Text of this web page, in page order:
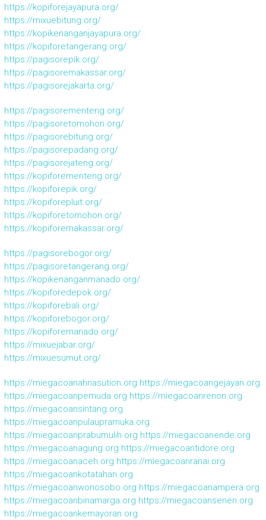
https://kopiforejayapura.org/
https://mixuebitung.org/
https://kopikenanganjayapura.org/
https://kopiforetangerang.org/
https://pagisorepik.org/
https://pagisoremakassar.org/
https://pagisorejakarta.org/
https://pagisorementeng.org/
https://pagisoretomohon.org/
https://pagisorebitung.org/
https://pagisorepadang.org/
https://pagisorejateng.org/
https://kopiforementeng.org/
https://kopiforepik.org/
https://kopiforepluit.org/
https://kopiforetomohon.org/
https://kopiforemakassar.org/
https://pagisorebogor.org/
https://pagisoretangerang.org/
https://kopikenanganmanado.org/
https://kopiforedepok.org/
https://kopiforebali.org/
https://kopiforebogor.org/
https://kopiforemanado.org/
https://mixuejabar.org/
https://mixuesumut.org/
https://miegacoanahnasution.org https://miegacoangejayan.org
https://miegacoanpemuda.org https://miegacoanrenon.org
https://miegacoansintang.org
https://miegacoanpulaupramuka.org
https://miegacoanprabumulih.org https://miegacoanende.org
https://miegacoanagung.org https://miegacoantidore.org
https://miegacoanaceh.org https://miegacoanranai.org
https://miegacoankotatahan.org
https://miegacoanwonosobo.org https://miegacoanampera.org
https://miegacoanbinamarga.org https://miegacoansenen.org
https://miegacoankemayoran.org